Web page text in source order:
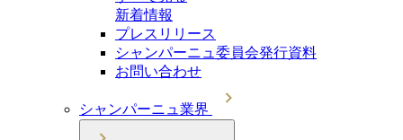
新着情報
プレスリリース
シャンパーニュ委員会発行資料
お問い合わせ
シャンパーニュ業界